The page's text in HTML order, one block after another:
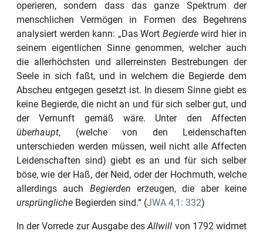
operieren, sondern dass das ganze Spektrum der
menschlichenVermögen in Formen des Begehrens
analysiert werden kann: „Das Wort Begierdewird hier in
seinem eigentlichen Sinne genommen, welcher auch
die allerhöchsten und allerreinsten Bestrebungen der
Seele in sich faßt, und in welchem die Begierde dem
Abscheu entgegen gesetzt ist. In diesem Sinne giebt es
keine Begierde, die nicht an und für sich selber gut, und
der Vernunft gemäß wäre. Unter den Affecten
überhaupt, (welche von den Leidenschaften
unterschieden werden müssen, weil nicht alle Affecten
Leidenschaften sind) giebt es an und für sich selber
böse, wie der Haß, der Neid, oder der Hochmuth, welche
allerdings auch Begierden erzeugen, die aber keine
ursprüngliche Begierden sind.“ (JWA 4,1: 332)
In der Vorrede zur Ausgabe desAllwill von 1792widmet